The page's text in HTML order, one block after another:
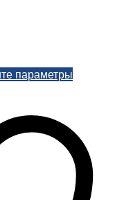
параметры
вариаций.
Опции
можно
выбрать
на